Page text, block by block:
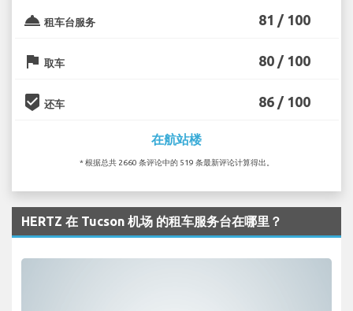
room_service 租车台服务 81 / 100
flag 取车 80 / 100
beenhere 还车 86 / 100
在航站楼
* 根据总共 2660 条评论中的 519 条最新评论计算得出。
HERTZ 在 Tucson 机场 的租车服务台在哪里？